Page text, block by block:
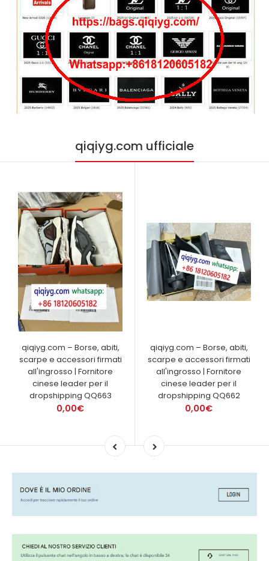
qiqiyg.com ufficiale
qiqiyg.com – Borse, abiti,
scarpe e accessori firmati
all'ingrosso | Fornitore
cinese leader per il
dropshipping QQ663
0,00€
qiqiyg.com – Borse, abiti,
scarpe e accessori firmati
all'ingrosso | Fornitore
cinese leader per il
dropshipping QQ662
0,00€